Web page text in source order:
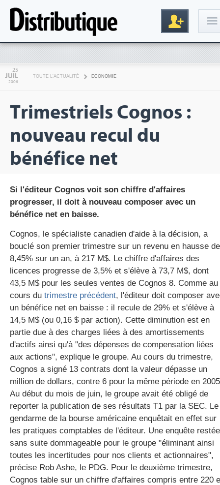
gratuite
25
JUIL
2006
TOUTE L'ACTUALITÉ ECONOMIE
Trimestriels Cognos :
nouveau recul du
bénéfice net
Si l'éditeur Cognos voit son chiffre d'affaires
progresser, il doit à nouveau composer avec un
bénéfice net en baisse.
Cognos, le spécialiste canadien d'aide à la décision, a
bouclé son premier trimestre sur un revenu en hausse de
8,45% sur un an, à 217 M$. Le chiffre d'affaires des
licences progresse de 3,5% et s'élève à 73,7 M$, dont
43,5 M$ pour les seules ventes de Cognos 8. Comme au
cours du trimestre précédent, l'éditeur doit composer
un bénéfice net en baisse : il recule de 29% et s'élève à
14,5 M$ (ou 0,16 $ par action). Cette diminution est en
partie due à des charges liées à des amortissements
d'actifs ainsi qu'à "des dépenses de compensation liées
aux actions", explique le groupe. Au cours du trimestre,
Cognos a signé 13 contrats dont la valeur dépasse un
million de dollars, contre 6 pour la même période en
Au début du mois de juin, le groupe avait été obligé de
reporter la publication de ses résultats T1 par la SEC. Le
gendarme de la bourse américaine enquêtait en effet sur
les pratiques comptables de l'éditeur. Une enquête restée
sans suite dommageable pour le groupe "éliminant ainsi
toutes les incertitudes pour nos clients et actionnaires",
précise Rob Ashe, le PDG. Pour le deuxième trimestre,
Cognos table sur un chiffre d'affaires compris entre 220